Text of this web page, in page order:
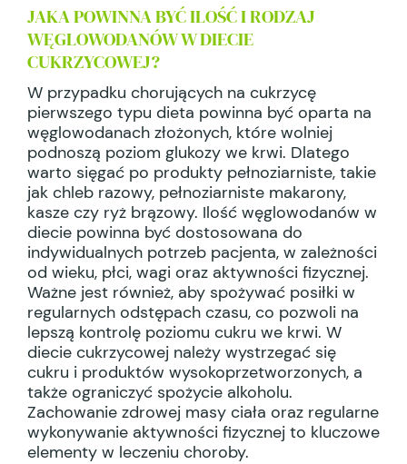
JAKA POWINNA BYĆ ILOŚĆ I RODZAJ
WĘGLOWODANÓW W DIECIE
CUKRZYCOWEJ?
W przypadku chorujących na cukrzycę
pierwszego typu dieta powinna być oparta na
węglowodanach złożonych, które wolniej
podnoszą poziom glukozy we krwi. Dlatego
warto sięgać po produkty pełnoziarniste, takie
jak chleb razowy, pełnoziarniste makarony,
kasze czy ryż brązowy. Ilość węglowodanów w
diecie powinna być dostosowana do
indywidualnych potrzeb pacjenta, w zależności
od wieku, płci, wagi oraz aktywności fizycznej.
Ważne jest również, aby spożywać posiłki w
regularnych odstępach czasu, co pozwoli na
lepszą kontrolę poziomu cukru we krwi. W
diecie cukrzycowej należy wystrzegać się
cukru i produktów wysokoprzetworzonych, a
także ograniczyć spożycie alkoholu.
Zachowanie zdrowej masy ciała oraz regularne
wykonywanie aktywności fizycznej to kluczowe
elementy w leczeniu choroby.